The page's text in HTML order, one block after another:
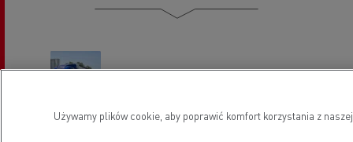
Pojazdy
Używamy plików cookie, aby poprawić komfort korzystania z